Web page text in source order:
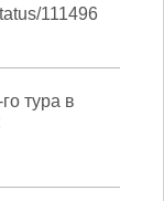
111496
тура в